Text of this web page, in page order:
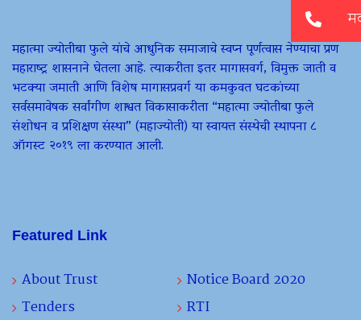
महात्मा ज्योतीबा फुले यांचे आधुनिक समाजाचे स्वप्न पूर्णत्वास नेण्याचा प्रण
महाराष्ट्र शासनाने घेतला आहे. त्याकरीता इतर मागासवर्ग, विमुक्त जाती व
भटक्या जमाती आणि विशेष मागासप्रवर्ग या कमकुवत घटकांच्या
सर्वसमावेषक सर्वांगीण शाश्वत विकासाकरीता “महात्मा ज्योतीबा फुले
संशोधन व प्रशिक्षण संस्था” (महाज्योती) या स्वायत्त संस्थेची स्थापना ८
ऑगस्ट २०१९ ला करण्यात आली.
Featured Link
About Trust
Notice Board 2020
Tenders
RTI